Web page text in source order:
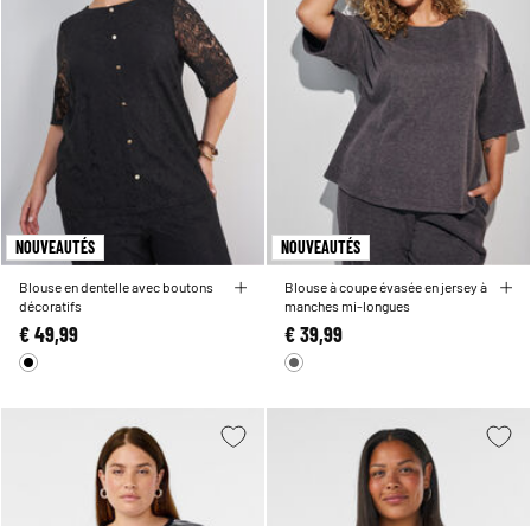
NOUVEAUTÉS
Blouse en dentelle avec boutons
décoratifs
€ 49,99
NOUVEAUTÉS
Blouse à coupe évasée en jersey à
manches mi-longues
€ 39,99